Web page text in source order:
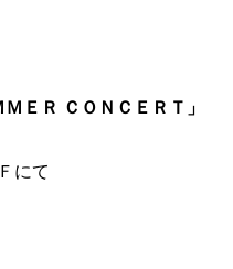
ＥＲ ＣＯＮＣＥＲＴ」
にて